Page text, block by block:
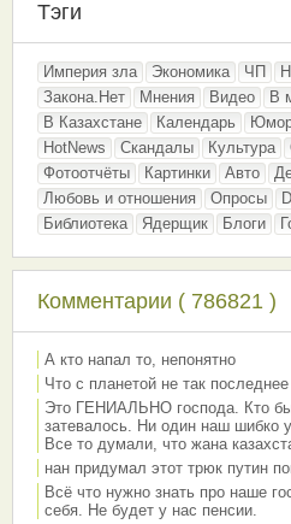
Тэги
Империя зла Экономика ЧП
Закона.Нет
Мнения Видео В
В Казахстане
Календарь
HotNews
Скандалы Культура
Фотоотчёты
Картинки Авто
Любовь и отношения
Опросы
Библиотека
Ядерщик Блоги
Комментарии ( 786821 )
А кто напал то, непонятно
Что с планетой не так
Это ГЕНИАЛЬНО господа. Кто бы
затевалось. Ни один наш шибко
Все то думали, что жана
нан придумал этот трюк путин
Всё что нужно знать про наше
себя. Не будет у нас пенсии.